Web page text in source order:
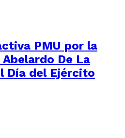
PMU por la
De La
Día del Ejército